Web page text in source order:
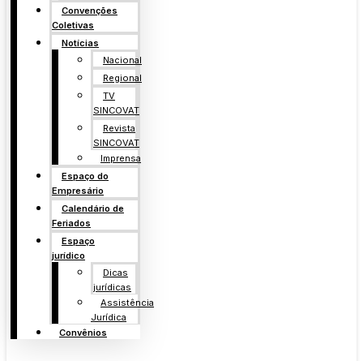
Convenções
Coletivas
Notícias
Nacional
Regional
TV
SINCOVAT
Revista
SINCOVAT
Imprensa
Espaço do
Empresário
Calendário de
Feriados
Espaço
jurídico
Dicas
jurídicas
Assistência
Jurídica
Convênios